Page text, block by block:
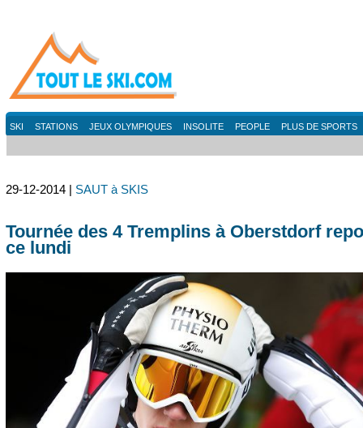
SKI STATIONS JEUX OLYMPIQUES INSOLITE PEOPLE PLUS DE SPORTS
29-12-2014 | SAUT à SKIS
Tournée des 4 Tremplins à Oberstdorf
ce lundi